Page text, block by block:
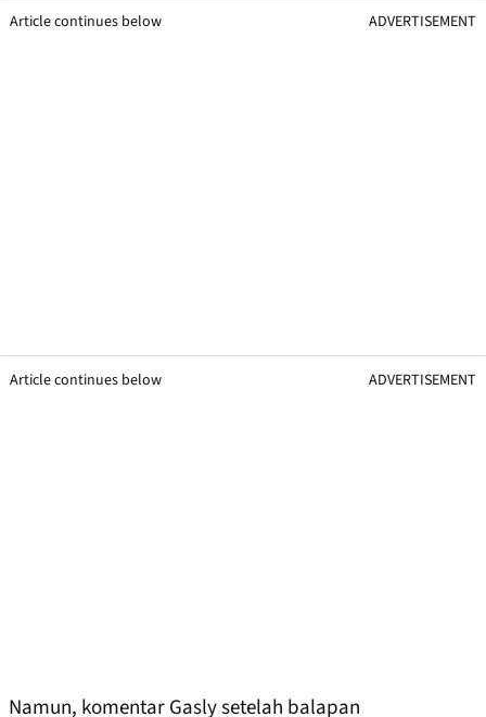
Article continues below ADVERTISEMENT
Article continues below ADVERTISEMENT
Namun, komentar Gasly setelah balapan